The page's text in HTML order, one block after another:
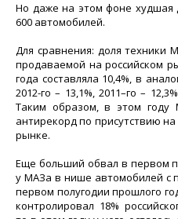
Но даже на этом фоне
600 автомобилей.
Для сравнения: доля техники
продаваемой на российском
года составляла 10,4%, в
2012-го – 13,1%, 2011–го –
Таким образом, в этом году
антирекорд по присутствию
рынке.
Еще больший обвал в первом
у МАЗа в нише автомобилей с
первом полугодии прошлого
контролировал 18%